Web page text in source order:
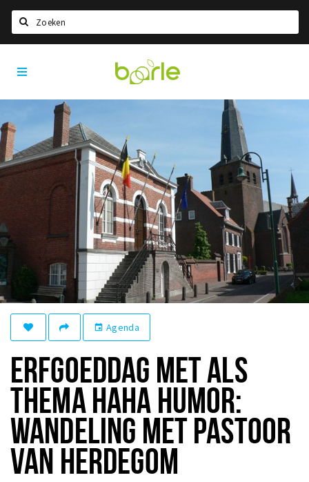
Home
Informatie
Over Baarle
Geschiedenis
Visit Baarle Shop
Enclavebon
Nieuws
Agenda
Deals
Eten
Slapen
Recreatief
Winkels
Winkelgebieden
Parkeren
Visit
Baarle
event Agenda
ERFGOEDDAG MET ALS
THEMA HAHA HUMOR:
WANDELING MET PASTOOR
VAN HERDEGOM